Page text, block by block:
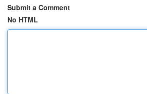
Submit a Comment
No HTML